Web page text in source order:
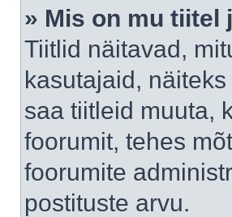
» Mis on mu tiitel
Tiitlid näitavad,
kasutajaid,
saa tiitleid muuta,
foorumit, tehes
foorumite
postituste arvu.